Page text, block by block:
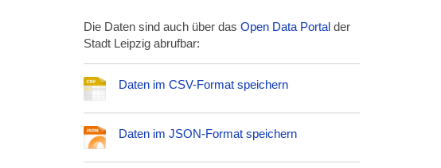
Die Daten sind auch über dasOpen Data Portal der
Stadt Leipzig abrufbar:
Daten im CSV-Format speichern
Daten im JSON-Format speichern